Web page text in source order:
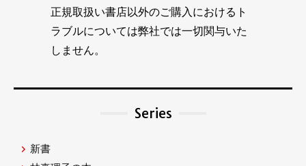
正規取扱い書店以外のご購入におけるト
ラブルについては弊社では一切関与いた
しません。
Series
新書